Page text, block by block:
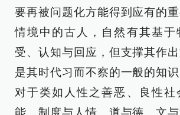
要再被问题化方能得到应有的
情境中的古人，自然有其基于
受、认知与回应，但支撑其作出
是其时代习而不察的一般的知识
对于类如人性之善恶、良性社
能、制度与人情、道与德、文